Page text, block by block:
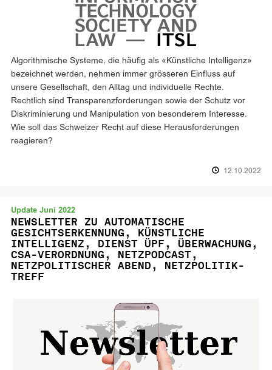
Algorithmische Systeme, die häufig als «Künstliche Intelligenz»
bezeichnet werden, nehmen immer grösseren Einfluss auf
unsere Gesellschaft, den Alltag und individuelle Rechte.
Rechtlich sind Transparenzforderungen sowie der Schutz vor
Diskriminierung und Manipulation von besonderem Interesse.
Wie soll das Schweizer Recht auf diese Herausforderungen
reagieren?
12.10.2022
Update Juni 2022
NEWSLETTER ZU AUTOMATISCHE
GESICHTSERKENNUNG, KÜNSTLICHE
INTELLIGENZ, DIENST ÜPF, ÜBERWACHUNG,
CSA-VERORDNUNG, NETZPODCAST,
NETZPOLITISCHER ABEND, NETZPOLITIK-
TREFF